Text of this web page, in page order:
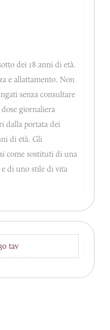
dei 18 anni di età.
e allattamento. Non
senza consultare
giornaliera
dalla portata dei
di età. Gli
come sostituti di una
di uno stile di vita
tav